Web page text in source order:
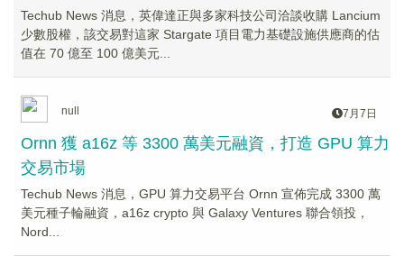
Techub News 消息，英偉達正與多家科技公司洽談收購 Lancium
少數股權，該交易對這家 Stargate 項目電力基礎設施供應商的估
值在 70 億至 100 億美元...
null 7月7日
Ornn 獲 a16z 等 3300 萬美元融資，打造 GPU 算力
交易市場
Techub News 消息，GPU 算力交易平台 Ornn 宣佈完成 3300 萬
美元種子輪融資，a16z crypto 與 Galaxy Ventures 聯合領投，
Nord...